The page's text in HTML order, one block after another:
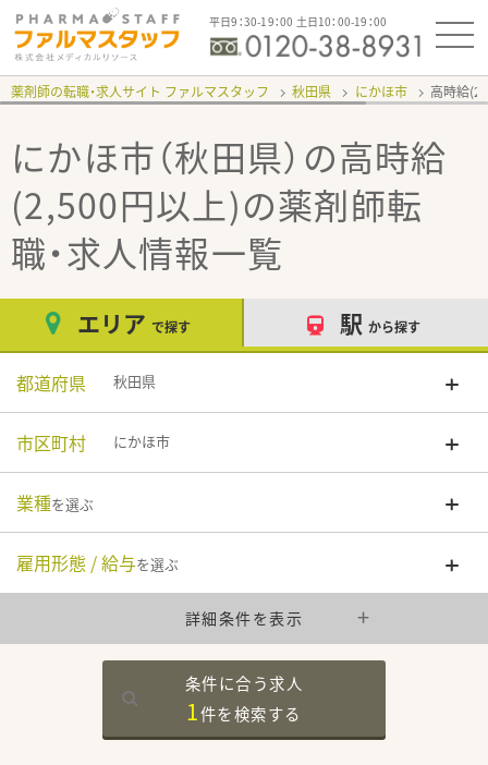
平日9：30-19：00 土日10：00-19：00
薬剤師の転職・求人サイト ファルマスタッフ 秋田県 にかほ市 高時給
にかほ市（秋田県）の高時給
(2,500円以上)の薬剤師転
職・求人情報一覧
エリア で探す 駅 から探す
都道府県 秋田県
市区町村 にかほ市
業種を選ぶ
雇用形態 / 給与を選ぶ
詳細条件を表示
条件に合う求人
1件を検索する